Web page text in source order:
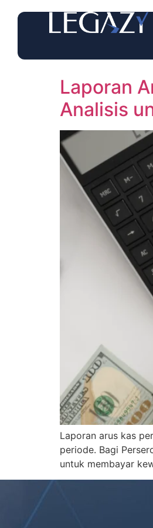
Laporan
Analisis
Laporan arus kas
periode. Bagi
untuk membayar